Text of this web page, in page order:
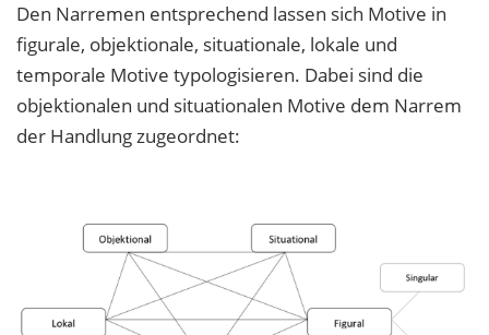
Den Narremen entsprechend lassen sich Motive in
figurale, objektionale, situationale, lokale und
temporale Motive typologisieren. Dabei sind die
objektionalen und situationalen Motive dem Narrem
der Handlung zugeordnet: